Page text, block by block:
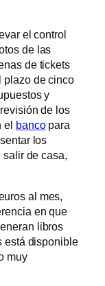
el control
de las
de tickets
plazo de cinco
y
de los
el bancopara
los
salir de casa,
al mes,
en que
libros
está disponible
muy